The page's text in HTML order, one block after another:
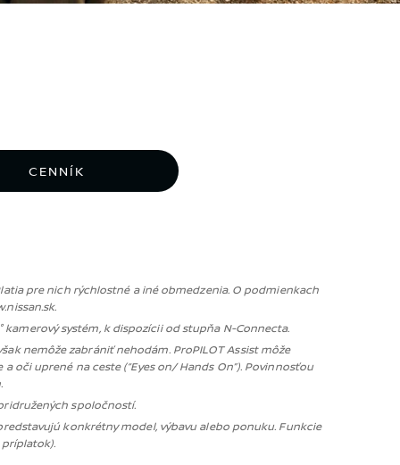
CENNÍK
pre nich rýchlostné a iné obmedzenia. O podmienkach
kamerový systém, k dispozícii od stupňa N-Connecta.
nemôže zabrániť nehodám. ProPILOT Assist môže
uprené na ceste (“Eyes on/ Hands On”). Povinnosťou
spoločností.
konkrétny model, výbavu alebo ponuku. Funkcie